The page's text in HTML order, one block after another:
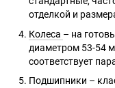
отделкой и
Колеса – на
диаметром 53-54
соответствует
Подшипники –